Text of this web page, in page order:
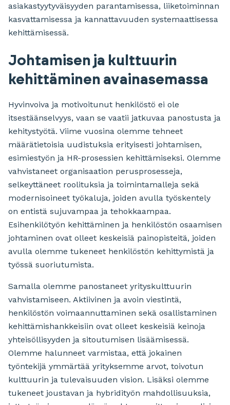
asiakastyytyväisyyden parantamisessa, liiketoiminnan
kasvattamisessa ja kannattavuuden systemaattisessa
kehittämisessä.
Johtamisen ja kulttuurin
kehittäminen avainasemassa
Hyvinvoiva ja motivoitunut henkilöstö ei ole
itsestäänselvyys, vaan se vaatii jatkuvaa panostusta ja
kehitystyötä. Viime vuosina olemme tehneet
määrätietoisia uudistuksia erityisesti johtamisen,
esimiestyön ja HR-prosessien kehittämiseksi. Olemme
vahvistaneet organisaation perusprosesseja,
selkeyttäneet roolituksia ja toimintamalleja sekä
modernisoineet työkaluja, joiden avulla työskentely
on entistä sujuvampaa ja tehokkaampaa.
Esihenkilötyön kehittäminen ja henkilöstön osaamisen
johtaminen ovat olleet keskeisiä painopisteitä, joiden
avulla olemme tukeneet henkilöstön kehittymistä ja
työssä suoriutumista.
Samalla olemme panostaneet yrityskulttuurin
vahvistamiseen. Aktiivinen ja avoin viestintä,
henkilöstön voimaannuttaminen sekä osallistaminen
kehittämishankkeisiin ovat olleet keskeisiä keinoja
yhteisöllisyyden ja sitoutumisen lisäämisessä.
Olemme halunneet varmistaa, että jokainen
työntekijä ymmärtää yrityksemme arvot, toivotun
kulttuurin ja tulevaisuuden vision. Lisäksi olemme
tukeneet joustavan ja hybridityön mahdollisuuksia,